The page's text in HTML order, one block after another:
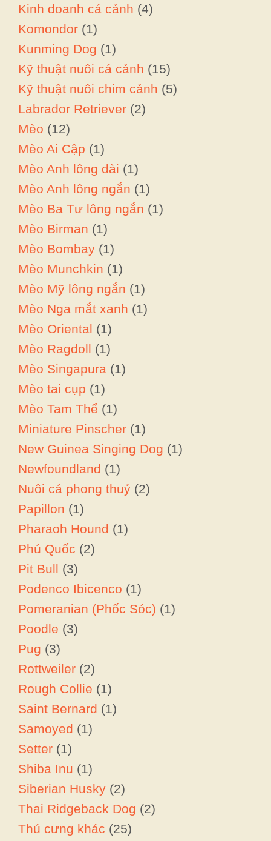
Kinh doanh cá cảnh (4)
Komondor (1)
Kunming Dog (1)
Kỹ thuật nuôi cá cảnh (15)
Kỹ thuật nuôi chim cảnh (5)
Labrador Retriever (2)
Mèo (12)
Mèo Ai Cập (1)
Mèo Anh lông dài (1)
Mèo Anh lông ngắn (1)
Mèo Ba Tư lông ngắn (1)
Mèo Birman (1)
Mèo Bombay (1)
Mèo Munchkin (1)
Mèo Mỹ lông ngắn (1)
Mèo Nga mắt xanh (1)
Mèo Oriental (1)
Mèo Ragdoll (1)
Mèo Singapura (1)
Mèo tai cụp (1)
Mèo Tam Thể (1)
Miniature Pinscher (1)
New Guinea Singing Dog (1)
Newfoundland (1)
Nuôi cá phong thuỷ (2)
Papillon (1)
Pharaoh Hound (1)
Phú Quốc (2)
Pit Bull (3)
Podenco Ibicenco (1)
Pomeranian (Phốc Sóc) (1)
Poodle (3)
Pug (3)
Rottweiler (2)
Rough Collie (1)
Saint Bernard (1)
Samoyed (1)
Setter (1)
Shiba Inu (1)
Siberian Husky (2)
Thai Ridgeback Dog (2)
Thú cưng khác (25)